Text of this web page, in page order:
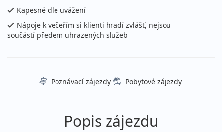
Kapesné dle uvážení
Nápoje k večeřím si klienti hradí zvlášť, nejsou
součástí předem uhrazených služeb
Poznávací zájezdy Pobytové zájezdy
Popis zájezdu